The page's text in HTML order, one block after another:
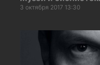
3 октября 2017 13:30